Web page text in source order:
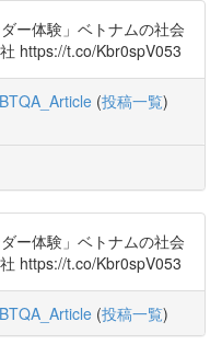
ー体験」ベトナムの社会
https://t.co/Kbr0spV053
(投稿一覧)
ー体験」ベトナムの社会
https://t.co/Kbr0spV053
(投稿一覧)